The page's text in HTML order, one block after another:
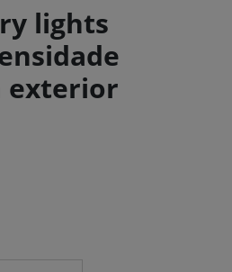
lights
exterior
& Marketing